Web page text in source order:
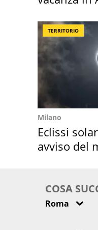
TERRITORIO
Milano
Eclissi
avviso del